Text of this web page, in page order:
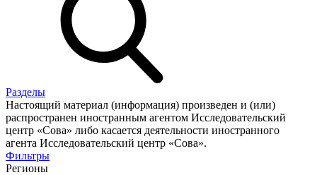
Разделы
Настоящий материал (информация) произведен и (или)
распространен иностранным агентом Исследовательский
центр «Сова» либо касается деятельности иностранного
агента Исследовательский центр «Сова».
Фильтры
Регионы